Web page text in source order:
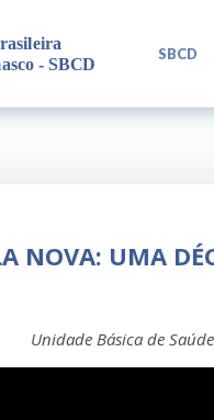
SBCD
NOVA: UMA
Unidade Básica de